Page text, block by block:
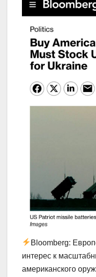
Bloomberg:
интерес к
американского